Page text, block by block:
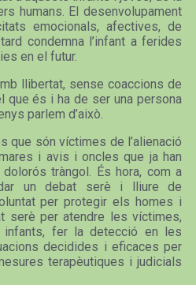
humans. El desenvolupament
emocionals, afectives, de
condemna l’infant a ferides
en el futur.
llibertat, sense coaccions de
que és i ha de ser una persona
parlem d’això.
que són víctimes de l’alienació
i avis i oncles que ja han
tràngol. És hora, com a
un debat serè i lliure de
per protegir els homes i
serè per atendre les víctimes,
infants, fer la detecció en les
decidides i eficaces per
terapèutiques i judicials